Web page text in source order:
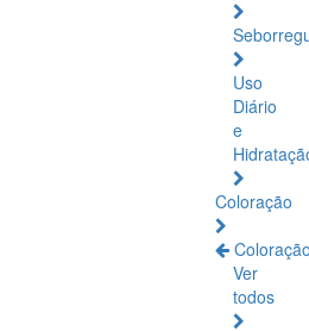
Uso
Diário
e
Coloração
Coloração
Ver
todos